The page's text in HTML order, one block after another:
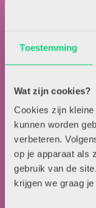
Toestemming
Wat zijn cookies?
Cookies zijn
kunnen worden
verbeteren.
op je apparaat als
gebruik van de
krijgen we graag
fonetisch te
nodig.
Kinderen laten
normaal en wijzen
klank-
kinderen formele
spellingcategorie